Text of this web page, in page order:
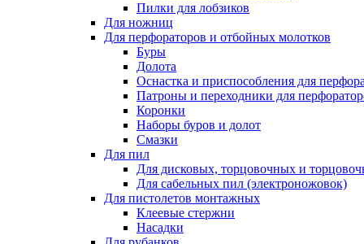
Пилки для лобзиков
Для ножниц
Для перфораторов и отбойных молотков
Буры
Долота
Оснастка и приспособления для
Патроны и переходники для
Коронки
Наборы буров и долот
Смазки
Для пил
Для дисковых, торцовочных и
Для сабельных пил (электроножовок)
Для пистолетов монтажных
Клеевые стержни
Насадки